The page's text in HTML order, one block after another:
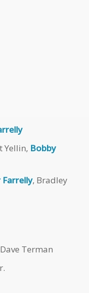
Yellin, Bobby
Farrelly, Bradley
Terman